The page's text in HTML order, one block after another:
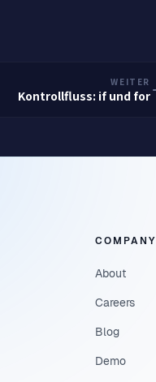
WEITER
Kontrollfluss: if und for
COMPANY
About
Careers
Blog
Demo